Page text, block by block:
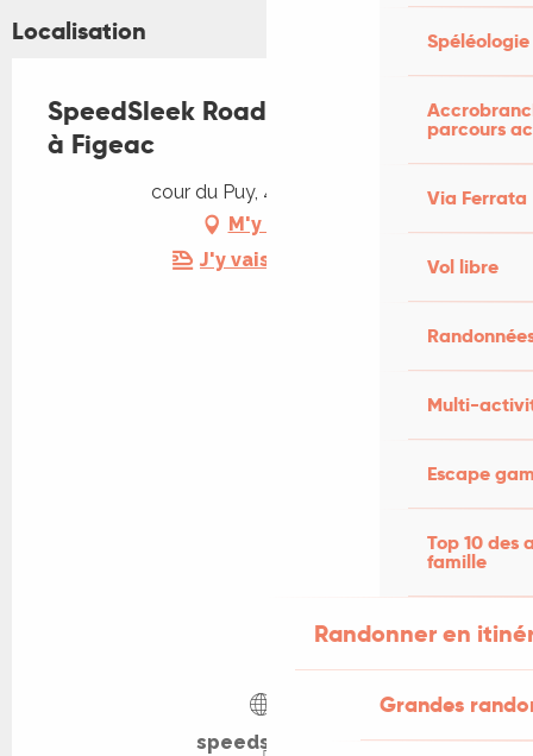
Spéléologie
parcours
Via Ferrata
Vol libre
Multi-
Escape
Top 10 des
famille
Randonner en
Grandes
Localisation
SpeedSleek Road Trip de passage
à Figeac
cour du Puy, 46100 Figeac
M'y rendre
J'y vais en train !
speedsleek.fr